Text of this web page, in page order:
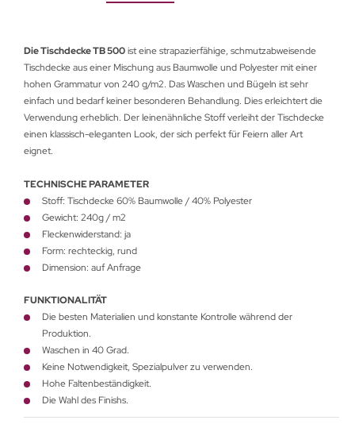
Die Tischdecke TB 500ist eine strapazierfähige, schmutzabweisende
Tischdecke aus einer Mischung aus Baumwolle und Polyester mit einer
hohen Grammatur von 240 g/m2. Das Waschen und Bügeln ist sehr
einfach und bedarf keiner besonderen Behandlung. Dies erleichtert die
Verwendung erheblich. Der leinenähnliche Stoff verleiht der Tischdecke
einen klassisch-eleganten Look, der sich perfekt für Feiern aller Art
eignet.
TECHNISCHE PARAMETER
Stoff: Tischdecke 60% Baumwolle / 40% Polyester
Gewicht: 240g / m2
Fleckenwiderstand: ja
Form: rechteckig, rund
Dimension: auf Anfrage
FUNKTIONALITÄT
Die besten Materialien und konstante Kontrolle während der
Produktion.
Waschen in 40 Grad.
Keine Notwendigkeit, Spezialpulver zu verwenden.
Hohe Faltenbeständigkeit.
Die Wahl des Finishs.